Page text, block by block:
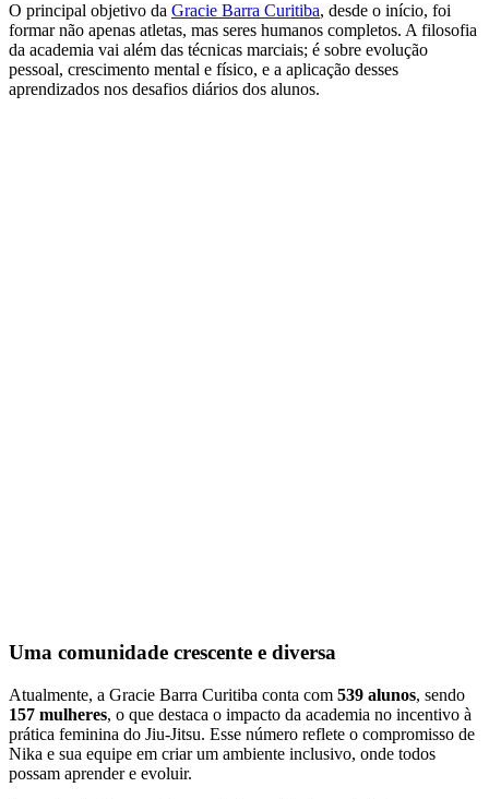
O principal objetivo da Gracie Barra Curitiba, desde o início, foi
formar não apenas atletas, mas seres humanos completos. A filosofia
da academia vai além das técnicas marciais; é sobre evolução
pessoal, crescimento mental e físico, e a aplicação desses
aprendizados nos desafios diários dos alunos.
Uma comunidade crescente e diversa
Atualmente, a Gracie Barra Curitiba conta com 539 alunos, sendo
157 mulheres, o que destaca o impacto da academia no incentivo à
prática feminina do Jiu-Jitsu. Esse número reflete o compromisso de
Nika e sua equipe em criar um ambiente inclusivo, onde todos
possam aprender e evoluir.